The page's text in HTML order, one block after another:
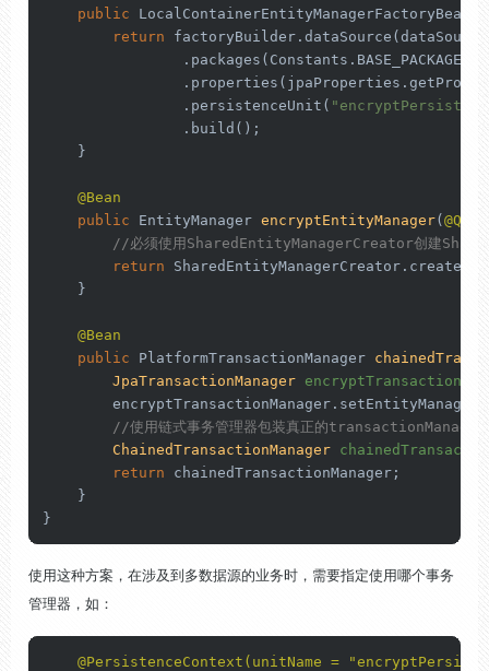
public LocalContainerEntityManagerFactoryBean
return
                .packages(Constants.BASE_PACKAGES)
                .persistenceUnit(
                .build();
    }
@Bean
public EntityManager encryptEntityManager(
//必须使用SharedEntityManagerCreator创建
return
    }
@Bean
public PlatformTransactionManager
JpaTransactionManager
//使用链式事务管理器包装真正的
ChainedTransactionManager
return chainedTransactionManager;
    }
}
使用这种方案，在涉及到多数据源的业务时，需要指定使用哪个事务
管理器，如：
@PersistenceContext(unitName =